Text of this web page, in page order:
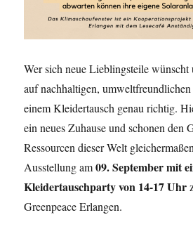
Wer sich neue Lieblingsteile
auf nachhaltigen,
einem Kleidertausch genau richtig.
ein neues Zuhause und schonen den
Ressourcen dieser Welt
Ausstellung am09. September mit
Kleidertauschparty von 14-17 Uhr
Greenpeace Erlangen.